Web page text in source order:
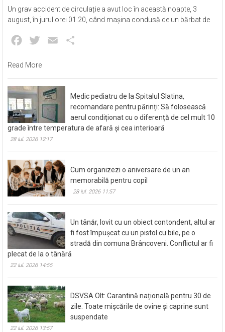
Un grav accident de circulație a avut loc în această noapte, 3
august, în jurul orei 01.20, când mașina condusă de un bărbat de
Facebook
Twitter Email
Read More
Medic pediatru de la Spitalul Slatina,
recomandare pentru părinți: Să folosească
aerul condiționat cu o diferență de cel mult 10
grade între temperatura de afară și cea interioară
28 iul. 2026 12:17
Cum organizezi o aniversare de un an
memorabilă pentru copil
28 iul. 2026 11:57
Un tânăr, lovit cu un obiect contondent, altul ar
fi fost împușcat cu un pistol cu bile, pe o
stradă din comuna Brâncoveni. Conflictul ar fi
plecat de la o tânără
22 iul. 2026 14:55
DSVSA Olt: Carantină națională pentru 30 de
zile. Toate mișcările de ovine și caprine sunt
suspendate
22 iul. 2026 13:57